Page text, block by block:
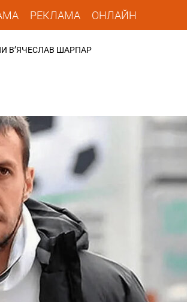
РЕКЛАМА ОНЛАЙН
В’ЯЧЕСЛАВ ШАРПАР